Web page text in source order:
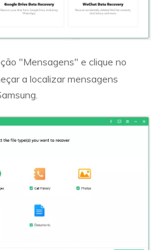
"Mensagens" e clique no
a localizar mensagens